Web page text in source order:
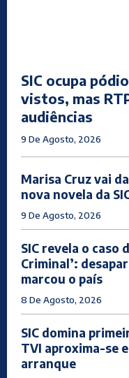
SIC ocupa
vistos, mas
audiências
9 De Agosto, 2026
Marisa Cruz vai
nova novela da
9 De Agosto, 2026
SIC revela o caso
Criminal’:
marcou o país
8 De Agosto, 2026
SIC domina
TVI aproxima-se
arranque